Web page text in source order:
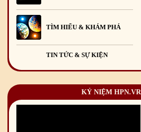
TÌM HIỂU & KHÁM PHÁ
TIN TỨC & SỰ KIỆN
KỶ NIỆM HPN.VR